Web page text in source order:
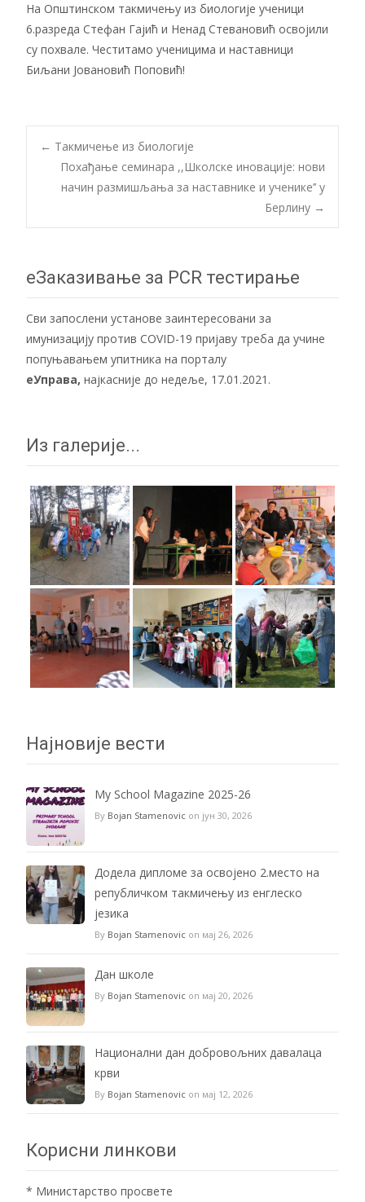
На Општинском такмичењу из биологије ученици
6.разреда Стефан Гајић и Ненад Стевановић освојили
су похвале. Честитамо ученицима и наставници
Биљани Јовановић Поповић!
Post
navigation
← Такмичење из биологије
Похађање семинара ,,Школске иновације: нови
начин размишљања за наставнике и ученике’’ у
Берлину →
еЗаказивање за PCR тестирање
Сви запослени установе заинтересовани за
имунизацију против COVID-19 пријаву треба да учине
попуњавањем упитника на порталу
еУправа, најкасније до недеље, 17.01.2021.
Из галерије...
Најновије вести
My School Magazine 2025-26
By Bojan Stamenovic on јун 30, 2026
Додела дипломе за освојено 2.место на
републичком такмичењу из енглеско
језика
By Bojan Stamenovic on мај 26, 2026
Дан школе
By Bojan Stamenovic on мај 20, 2026
Национални дан добровољних давалаца
крви
By Bojan Stamenovic on мај 12, 2026
Корисни линкови
* Министарство просвете